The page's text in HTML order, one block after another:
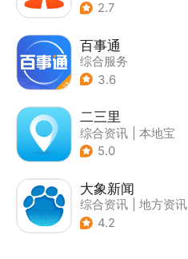
2.7
百事通
综合服务
3.6
二三里
综合资讯
本地宝
| 地方资讯
5.0
大象新闻
综合资讯
地方资讯
4.2